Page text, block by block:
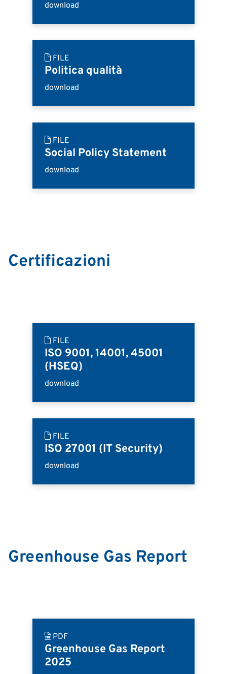
download
FILE
Politica qualità
download
FILE
Social Policy Statement
download
Certificazioni
FILE
ISO 9001, 14001, 45001
(HSEQ)
download
FILE
ISO 27001 (IT Security)
download
Greenhouse Gas Report
PDF
Greenhouse Gas Report
2025